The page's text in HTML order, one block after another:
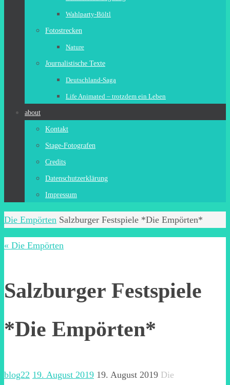
Wahlparty-Böltl
Fotostrecken
Nature
Journalistische Texte
Deutschland-Saga
Life Animated – trotzdem ein Leben
about
Kontakt
Stage-Fotografen
Credits
Datenschutzerklärung
Impressum
Start
Die Empörten Salzburger Festspiele *Die Empörten*
« Die Empörten
Salzburger Festspiele
*Die Empörten*
blog22 19. August 2019 19. August 2019 Die